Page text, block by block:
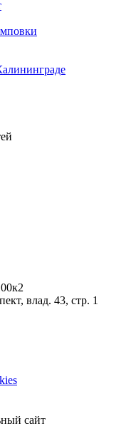
влад. 43, стр. 1
сайт